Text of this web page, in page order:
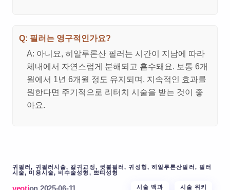
Q: 필러는 영구적인가요?
A: 아니요, 히알루론산 필러는 시간이 지남에 따라
체내에서 자연스럽게 분해되고 흡수돼요. 보통 6개
월에서 1년 6개월 정도 유지되며, 지속적인 효과를
원한다면 주기적으로 리터치 시술을 받는 것이 좋
아요.
귀필러, 귀필러시술, 칼귀교정, 귓불필러, 귀성형, 히알루론산필러, 필러
시술, 미용시술, 비수술성형, 쁘띠성형
yeotion 2025-06-11 시술 백과 시술 위키